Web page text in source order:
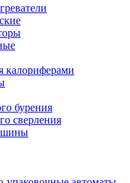
калориферами
бурения
сверления